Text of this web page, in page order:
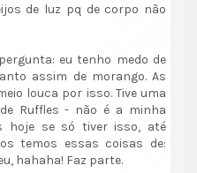
de luz pq de corpo não
eu tenho medo de
assim de morango. As
louca por isso. Tive uma
Ruffles - não é a minha
hoje se só tiver isso, até
temos essas coisas de:
hahaha! Faz parte.